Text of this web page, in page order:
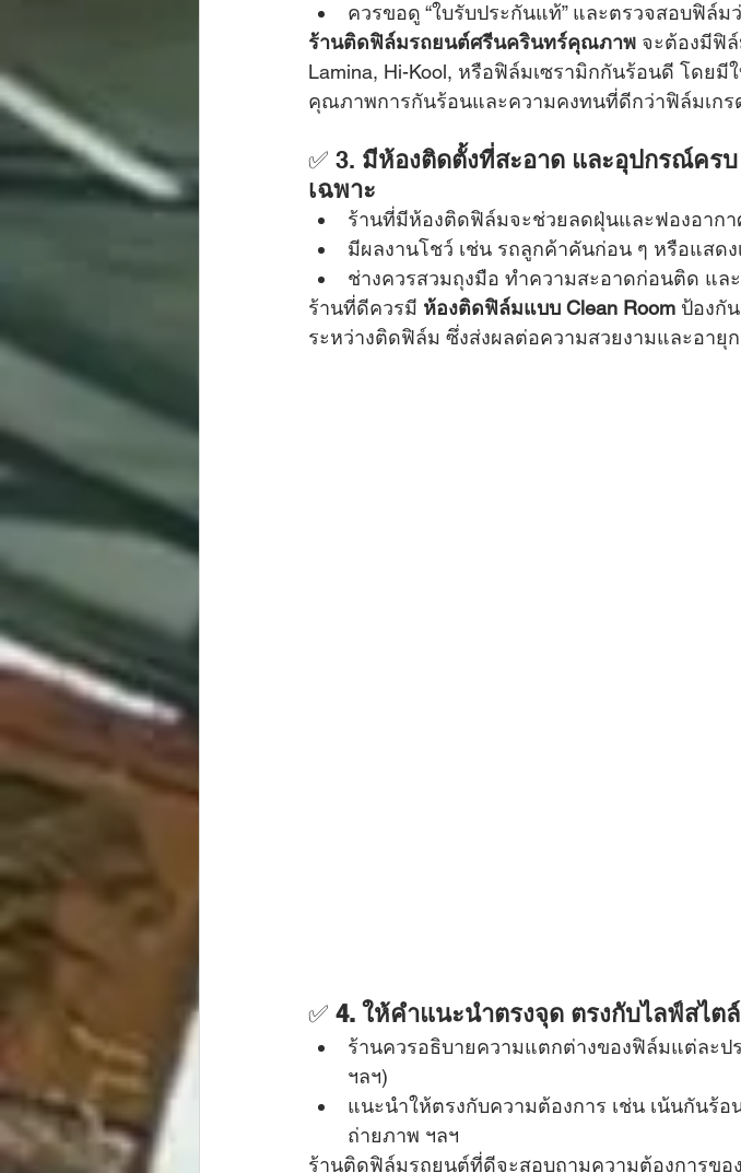
ควรขอดู “ใบรับประกันแท้” และตรวจสอบฟิล์ม
ร้านติดฟิล์มรถยนต์ศรีนครินทร์คุณภาพ จะต้องมีฟิ
Lamina, Hi-Kool, หรือฟิล์มเซรามิกกันร้อนดี โดย
คุณภาพการกันร้อนและความคงทนที่ดีกว่าฟิล์มเกร
✅ 3. มีห้องติดตั้งที่สะอาด และอุปกรณ์คร
เฉพาะ
ร้านที่มีห้องติดฟิล์มจะช่วยลดฝุ่นและฟองอากา
มีผลงานโชว์ เช่น รถลูกค้าคันก่อน ๆ หรือแสด
ช่างควรสวมถุงมือ ทำความสะอาดก่อนติด แ
ร้านที่ดีควรมี ห้องติดฟิล์มแบบ Clean Room ป้องกั
ระหว่างติดฟิล์ม ซึ่งส่งผลต่อความสวยงามและอายุ
✅ 4. ให้คำแนะนำตรงจุด ตรงกับไลฟ์สไ
ร้านควรอธิบายความแตกต่างของฟิล์มแต่ละป
ฯลฯ)
แนะนำให้ตรงกับความต้องการ เช่น เน้นกันร้
ถ่ายภาพ ฯลฯ
ร้านติดฟิล์มรถยนต์ที่ดีจะสอบถามความต้องการขอ